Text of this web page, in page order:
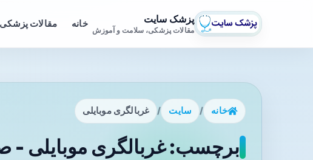
پزشک سایت
مقالات پزشکی، سلامت و آموزش
خانه مقالات پزشکی
خانه / سایت / غربالگری موبایلی
برچسب: غربالگری موبایلی -